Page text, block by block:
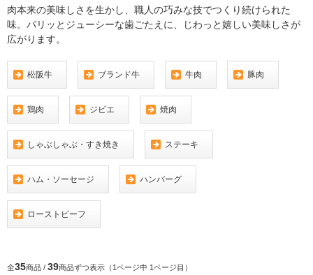
肉本来の美味しさを生かし、職人の巧みな技でつくり続けられた
味。パリッとジューシーな歯ごたえに、じわっと嬉しい美味しさが
広がります。
松阪牛 ブランド牛 牛肉 豚肉
鶏肉 ジビエ 焼肉
しゃぶしゃぶ・すき焼き ステーキ
ハム・ソーセージ ハンバーグ
ローストビーフ
全35商品 / 39商品ずつ表示（1ページ中 1ページ目）